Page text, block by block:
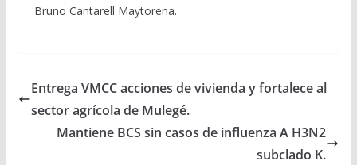
Bruno Cantarell Maytorena.
Entrega VMCC acciones de vivienda y fortalece al
sector agrícola de Mulegé.
Mantiene BCS sin casos de influenza A H3N2
subclado K.